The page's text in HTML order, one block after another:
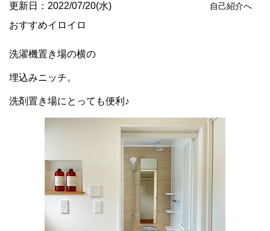
自己紹介へ
更新日：2022/07/20(水)
おすすめイロイロ
洗濯機置き場の横の
埋込みニッチ。
洗剤置き場にとっても便利♪